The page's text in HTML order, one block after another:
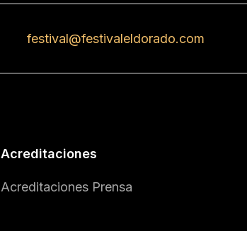
festival@festivaleldorado.com
Acreditaciones
Acreditaciones Prensa